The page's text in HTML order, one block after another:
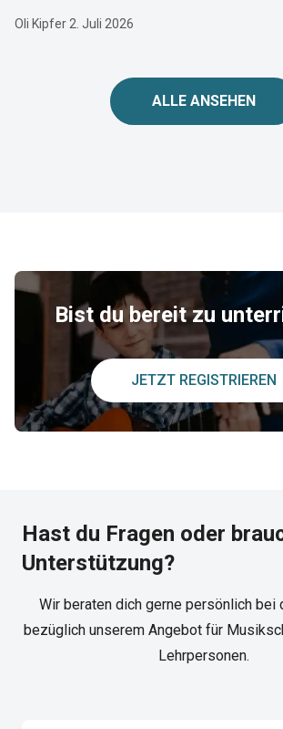
Oli Kipfer 2. Juli 2026
ALLE ANSEHEN
Bist du bereit zu
JETZT REGISTRIEREN
Hast du Fragen oder
Unterstützung?
Wir beraten dich gerne persönlich bei
bezüglich unserem Angebot für
Lehrpersonen.